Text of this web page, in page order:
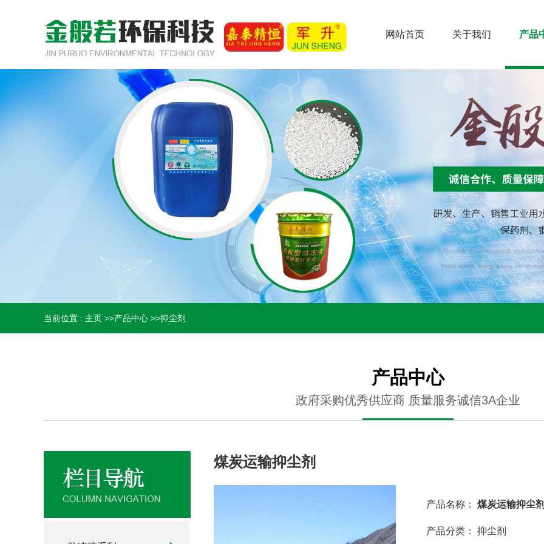
网站首页 关于我们 产品
当前位置 : 主页 >>产品中心 >>抑尘剂
产品中心
政府采购优秀供应商 质量服务诚信3A企业
煤炭运输抑尘剂
产品名称： 煤炭运输抑尘
产品分类： 抑尘剂